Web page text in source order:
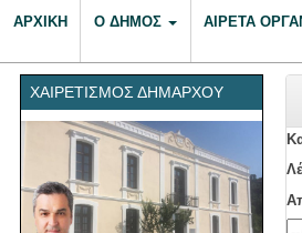
ΑΡΧΙΚΉ Ο ΔΉΜΟΣ ΑΙΡΕΤΆ
ΧΑΙΡΕΤΙΣΜΌΣ ΔΗΜΆΡΧΟΥ